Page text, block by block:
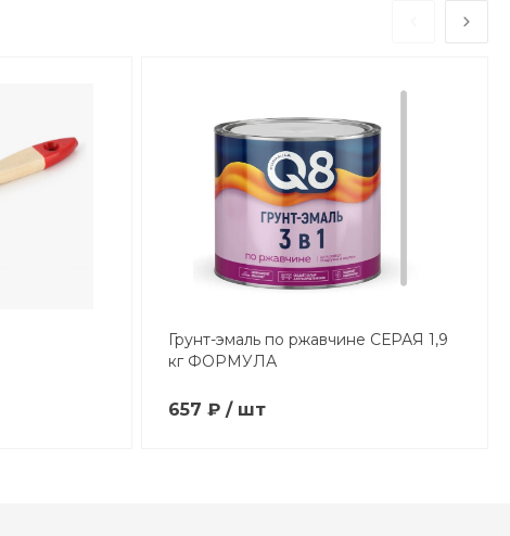
Грунт-эмаль по ржавчине СЕРАЯ 1,9
кг ФОРМУЛА
657 ₽ / шт